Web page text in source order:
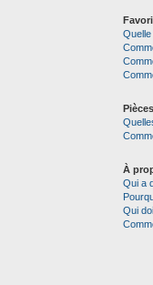
À
Qui a
Qui